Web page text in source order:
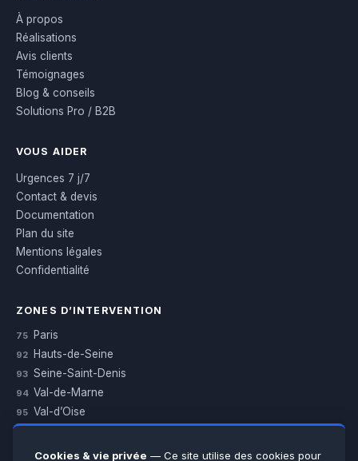
À propos
Réalisations
Avis clients
Témoignages
Blog & conseils
Solutions Pro / B2B
VOUS AIDER
Urgences 7 j/7
Contact & devis
Documentation
Plan du site
Mentions légales
Confidentialité
ZONES D’INTERVENTION
75 Paris
92 Hauts-de-Seine
93 Seine-Saint-Denis
94 Val-de-Marne
95 Val-d’Oise
Essonne
Cookies & vie privée — Ce site utilise des cookies pour